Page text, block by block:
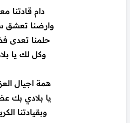
دام قادتنا
وارضنا تعشق
حلمنا تعدى
وكل لك يا
همة اجيال
يا بلادي بك
وبقيادتنا